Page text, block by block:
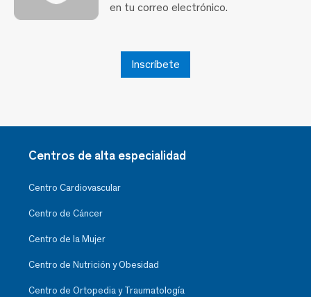
en tu correo electrónico.
Inscríbete
Centros de alta especialidad
Centro Cardiovascular
Centro de Cáncer
Centro de la Mujer
Centro de Nutrición y Obesidad
Centro de Ortopedia y Traumatología